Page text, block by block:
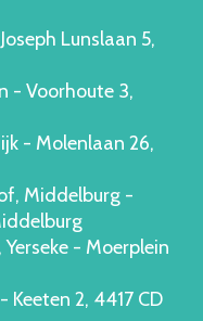
Lunslaan 5,
- Voorhoute 3,
- Molenlaan 26,
Middelburg -
- Moerplein
2, 4417 CD